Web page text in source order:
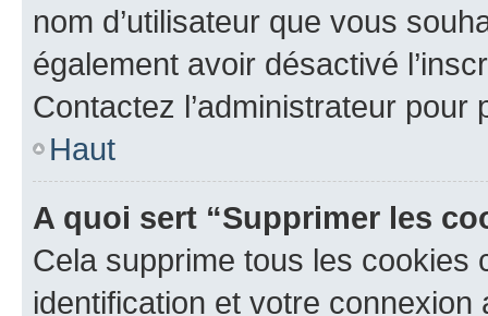
nom d’utilisateur que vous
également avoir désactivé
Contactez l’administrateur
Haut
A quoi sert “Supprimer les
Cela supprime tous les cookies
identification et votre